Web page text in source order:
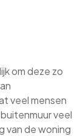
om deze zo
veel mensen
veel
van de woning